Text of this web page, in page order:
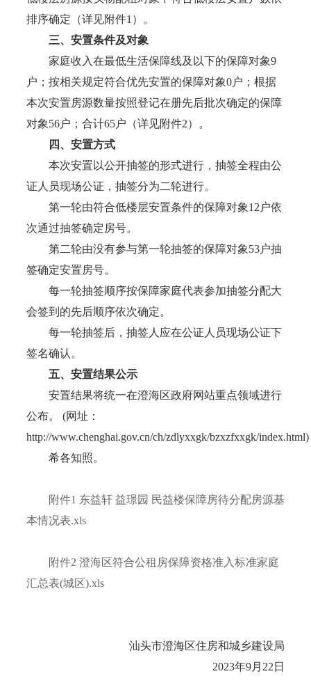
排序确定（详见附件1）。
三、安置条件及对象
家庭收入在最低生活保障线及以下的保障对象9
户；按相关规定符合优先安置的保障对象0户；根据
本次安置房源数量按照登记在册先后批次确定的保障
对象56户；合计65户（详见附件2）。
四、安置方式
本次安置以公开抽签的形式进行，抽签全程由公
证人员现场公证，抽签分为二轮进行。
第一轮由符合低楼层安置条件的保障对象12户依
次通过抽签确定房号。
第二轮由没有参与第一轮抽签的保障对象53户抽
签确定安置房号。
每一轮抽签顺序按保障家庭代表参加抽签分配大
会签到的先后顺序依次确定。
每一轮抽签后，抽签人应在公证人员现场公证下
签名确认。
五、安置结果公示
安置结果将统一在澄海区政府网站重点领域进行
公布。 (网址：
http://www.chenghai.gov.cn/ch/zdlyxxgk/bzxzfxxgk/index.html)
希各知照。
附件1 东益轩 益璟园 民益楼保障房待分配房源基
本情况表.xls
附件2 澄海区符合公租房保障资格准入标准家庭
汇总表(城区).xls
汕头市澄海区住房和城乡建设局
2023年9月22日